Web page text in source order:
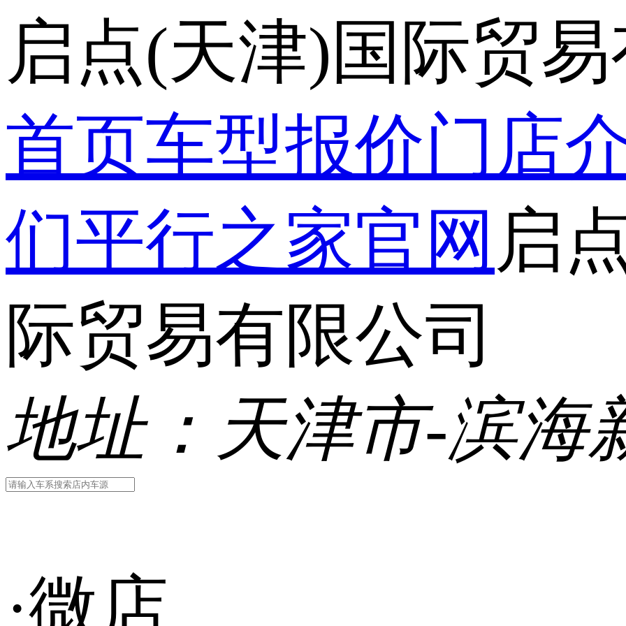
启点(天津)国际贸
首页车型报价门店
们平行之家官网 启
际贸易有限公司
地址： 天津市-滨海
·微店